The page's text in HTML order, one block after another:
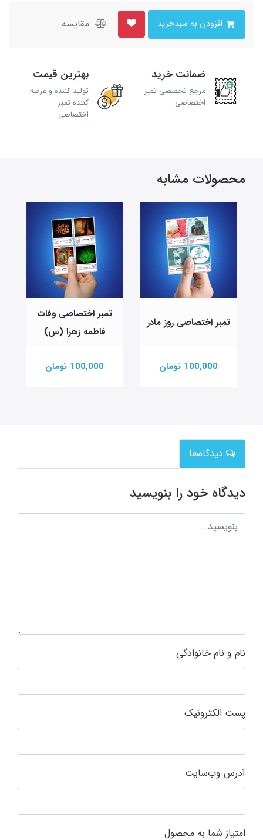
مقایسه
ضمانت خرید
مرجع تخصصی تمبر
اختصاصی
بهترین قیمت
تولید کننده و عرضه
کننده تمبر
اختصاصی
محصولات مشابه
تمبر اختصاصی روز مادر
100,000 تومان
تمبر اختصاصی وفات
فاطمه زهرا (س)
100,000 تومان
دیدگاه‌ها
دیدگاه خود را بنویسید
نام و نام خانوادگی
پست الکترونیک
آدرس وب‌سایت
امتیاز شما به محصول